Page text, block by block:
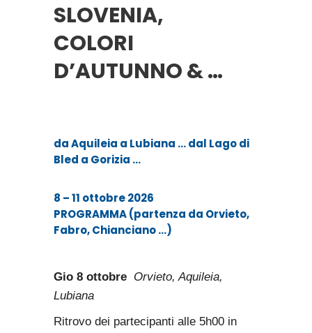
SLOVENIA,
COLORI
D’AUTUNNO & …
da Aquileia a Lubiana … dal Lago di
Bled a Gorizia …
8 – 11 ottobre 2026
PROGRAMMA (partenza da Orvieto,
Fabro, Chianciano …)
Gio 8 ottobre
Orvieto, Aquileia,
Lubiana
Ritrovo dei partecipanti alle 5h00 in